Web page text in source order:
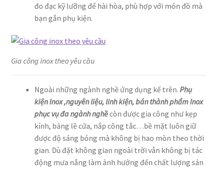
đo đạc kỹ lưỡng để hài hòa, phù hợp với món đồ mà
bạn gắn phụ kiện.
Gia công inox theo yêu cầu
Ngoài những ngành nghề ứng dụng kể trên. Phụ
kiện Inox ,nguyên liệu, linh kiện, bán thành phẩm Inox
phục vụ đa ngành nghềcòn được gia công như kẹp
kính, bảng lề cửa, nắp công tắc…bề mặt luôn giữ
được độ sáng bóng mà không bị hao mòn theo thời
gian. Dù đặt không gian ngoài trời vẫn không bị tác
động mưa nắng làm ảnh hưởng đến chất lượng sản